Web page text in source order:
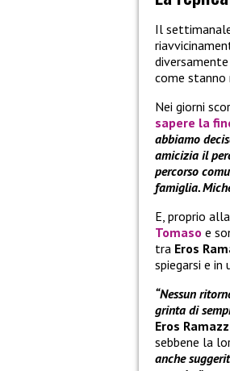
Il
come stanno
Nei giorni
sapere la
abbiamo
amicizia il
percorso
famiglia.
E, proprio
Tomaso e
tra Eros
spiegarsi e
“Nessun
grinta di
Eros
sebbene la
anche